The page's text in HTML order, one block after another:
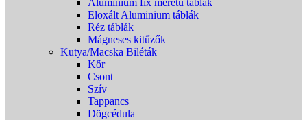
Aluminium fix méretü táblák
Eloxált Aluminium táblák
Réz táblák
Mágneses kitűzők
Kutya/Macska Biléták
Kőr
Csont
Szív
Tappancs
Dögcédula